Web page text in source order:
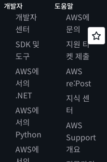
개발자
개발자
센터
SDK 및
도구
AWS에
서의
.NET
AWS에
서의
Python
AWS에
도움말
AWS에
문의
지원 티
켓 제출
AWS
re:Post
지식 센
터
AWS
Support
개요